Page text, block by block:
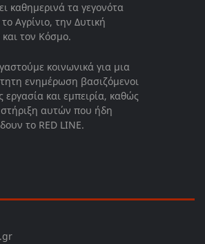
καθημερινά τα γεγονότα
Αγρίνιο, την Δυτική
τον Κόσμο.
κοινωνικά για μια
ενημέρωση βασιζόμενοι
και εμπειρία, καθώς
αυτών που ήδη
το RED LINE.